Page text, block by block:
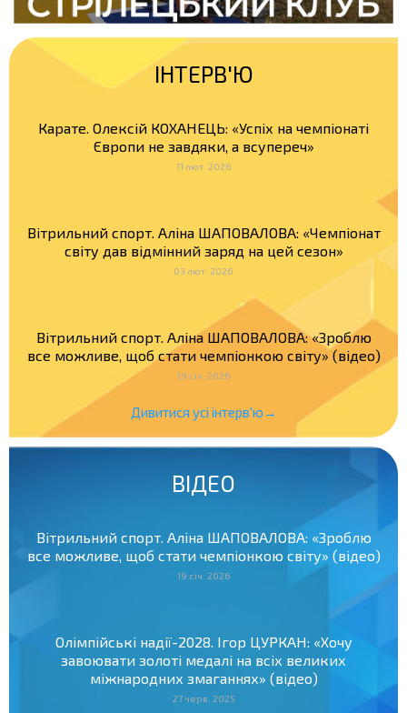
ІНТЕРВ'Ю
Карате. Олексій КОХАНЕЦЬ: «Успіх на чемпіонаті
Європи не завдяки, а всупереч»
11 лют. 2026
Вітрильний спорт. Аліна ШАПОВАЛОВА: «Чемпіонат
світу дав відмінний заряд на цей сезон»
03 лют. 2026
Вітрильний спорт. Аліна ШАПОВАЛОВА: «Зроблю
все можливе, щоб стати чемпіонкою світу» (відео)
19 січ. 2026
Дивитися усі інтерв'ю→
ВІДЕО
Вітрильний спорт. Аліна ШАПОВАЛОВА: «Зроблю
все можливе, щоб стати чемпіонкою світу» (відео)
19 січ. 2026
Олімпійські надії-2028. Ігор ЦУРКАН: «Хочу
завоювати золоті медалі на всіх великих
міжнародних змаганнях» (відео)
27 черв. 2025